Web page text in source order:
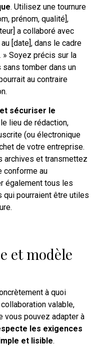
. Utilisez une tournure
prénom, qualité],
a collaboré avec
[date], dans le cadre
Soyez précis sur la
tomber dans un
au contraire
sécuriser le
lieu de rédaction,
(ou électronique
de votre entreprise.
archives et transmettez
conforme au
également tous les
qui pourraient être utiles
et modèle
à quoi
valable,
vous pouvez adapter à
les exigences
et lisible.